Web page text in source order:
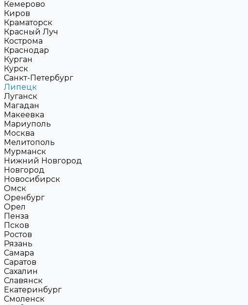
Кемерово
Киров
Краматорск
Красный Луч
Кострома
Краснодар
Курган
Курск
Санкт-Петербург
Липецк
Луганск
Магадан
Макеевка
Мариуполь
Москва
Мелитополь
Мурманск
Нижний Новгород
Новгород
Новосибирск
Омск
Оренбург
Орел
Пенза
Псков
Ростов
Рязань
Самара
Саратов
Сахалин
Славянск
Екатеринбург
Смоленск